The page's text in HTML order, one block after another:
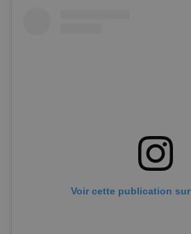
Voir cette publication